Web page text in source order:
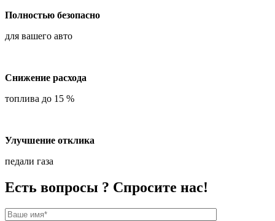
Полностью безопасно
для вашего авто
Снижение расхода
топлива до 15 %
Улучшение отклика
педали газа
Есть вопросы ? Спросите нас!